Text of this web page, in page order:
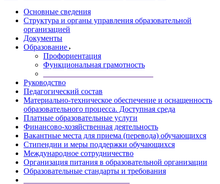
Основные сведения
Структура и органы управления образовательной
организацией
Документы
Образование
Профориентация
Функциональная грамотность
Руководство
Педагогический состав
Материально-техническое обеспечение и оснащенность
образовательного процесса. Доступная среда
Платные образовательные услуги
Финансово-хозяйственная деятельность
Вакантные места для приема (перевода) обучающихся
Стипендии и меры поддержки обучающихся
Международное сотрудничество
Организация питания в образовательной организации
Образовательные стандарты и требования